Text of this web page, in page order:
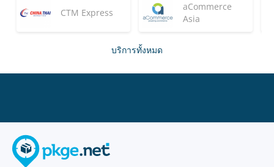
CTM Express
aCommerce
Asia
บริการทั้งหมด